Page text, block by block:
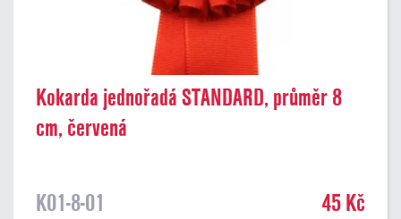
Kokarda jednořadá STANDARD, průměr 8
cm, červená
K01-8-01 45 Kč